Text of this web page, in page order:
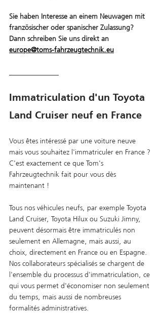
Sie haben Interesse an einem Neuwagen mit
französischer oder spanischer Zulassung?
Dann schreiben Sie uns direkt an
europe@toms-fahrzeugtechnik.eu
Immatriculation d'un Toyota
Land Cruiser neuf en France
Vous êtes intéressé par une voiture neuve
mais vous souhaitez l'immatriculer en France ?
C'est exactement ce que Tom's
Fahrzeugtechnik fait pour vous dès
maintenant !
Tous nos véhicules neufs, par exemple Toyota
Land Cruiser, Toyota Hilux ou Suzuki Jimny,
peuvent désormais être immatriculés non
seulement en Allemagne, mais aussi, au
choix, directement en France ou en Espagne.
Nos collaborateurs spécialisés se chargent de
l'ensemble du processus d'immatriculation, ce
qui vous permet d'économiser non seulement
du temps, mais aussi de nombreuses
formalités administratives.